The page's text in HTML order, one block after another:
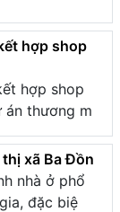
hợp shop
hợp shop
thương m
xã Ba Đồn
nhà ở phổ
đặc biệ